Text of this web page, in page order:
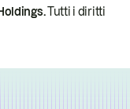
Tutti i diritti